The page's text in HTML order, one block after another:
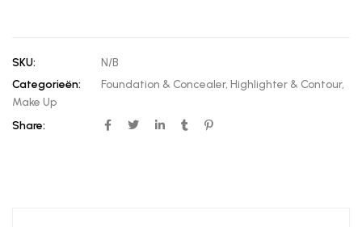
SKU:
N/B
Categorieën:
Foundation & Concealer, Highlighter & Contour,
Make Up
Share: